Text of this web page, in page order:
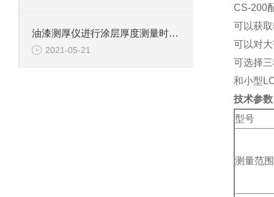
油漆测厚仪进行涂层厚度测量时不可忽视的地方
2021-05-21
CS-200
可以获
可以对
可选择
和小型
技术参
型号
测量范围